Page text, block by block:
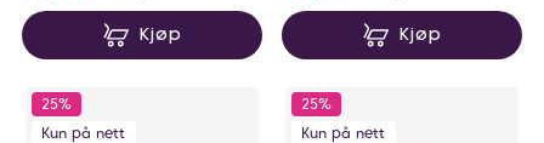
Kjøp Kjøp
25%
Kun på nett
25%
Kun på nett